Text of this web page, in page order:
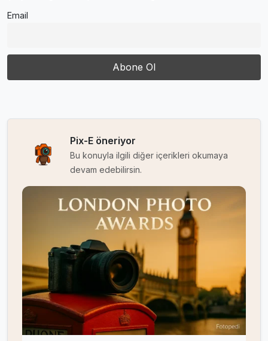
Email
Pix-E öneriyor
Bu konuyla ilgili diğer içerikleri okumaya
devam edebilirsin.